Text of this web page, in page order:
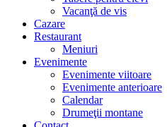
Vacanţă de vis
Cazare
Restaurant
Meniuri
Evenimente
Evenimente viitoare
Evenimente anterioare
Calendar
Drumeţii montane